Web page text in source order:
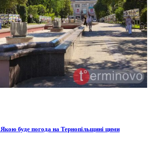
буде погода на Тернопільщині цими